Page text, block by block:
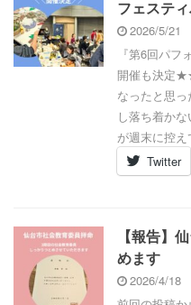
フェステ
2026/5/21
『第6回パ
開催も決定
なったと思
し落ち着か
が週末に控
Twitter
【報告】
めます
2026/4/18